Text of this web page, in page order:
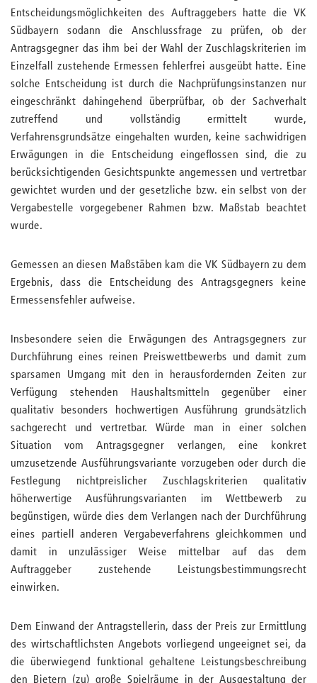
Entscheidungsmöglichkeiten des Auftraggebers hatte die VK
Südbayern sodann die Anschlussfrage zu prüfen, ob der
Antragsgegner das ihm bei der Wahl der Zuschlagskriterien im
Einzelfall zustehende Ermessen fehlerfrei ausgeübt hatte. Eine
solche Entscheidung ist durch die Nachprüfungsinstanzen nur
eingeschränkt dahingehend überprüfbar, ob der Sachverhalt
zutreffend und vollständig ermittelt wurde,
Verfahrensgrundsätze eingehalten wurden, keine sachwidrigen
Erwägungen in die Entscheidung eingeflossen sind, die zu
berücksichtigenden Gesichtspunkte angemessen und vertretbar
gewichtet wurden und der gesetzliche bzw. ein selbst von der
Vergabestelle vorgegebener Rahmen bzw. Maßstab beachtet
wurde.
Gemessen an diesen Maßstäben kam die VK Südbayern zu dem
Ergebnis, dass die Entscheidung des Antragsgegners keine
Ermessensfehler aufweise.
Insbesondere seien die Erwägungen des Antragsgegners zur
Durchführung eines reinen Preiswettbewerbs und damit zum
sparsamen Umgang mit den in herausfordernden Zeiten zur
Verfügung stehenden Haushaltsmitteln gegenüber einer
qualitativ besonders hochwertigen Ausführung grundsätzlich
sachgerecht und vertretbar. Würde man in einer solchen
Situation vom Antragsgegner verlangen, eine konkret
umzusetzende Ausführungsvariante vorzugeben oder durch die
Festlegung nichtpreislicher Zuschlagskriterien qualitativ
höherwertige Ausführungsvarianten im Wettbewerb zu
begünstigen, würde dies dem Verlangen nach der Durchführung
eines partiell anderen Vergabeverfahrens gleichkommen und
damit in unzulässiger Weise mittelbar auf das dem
Auftraggeber zustehende Leistungsbestimmungsrecht
einwirken.
Dem Einwand der Antragstellerin, dass der Preis zur Ermittlung
des wirtschaftlichsten Angebots vorliegend ungeeignet sei, da
die überwiegend funktional gehaltene Leistungsbeschreibung
den Bietern (zu) große Spielräume in der Ausgestaltung der